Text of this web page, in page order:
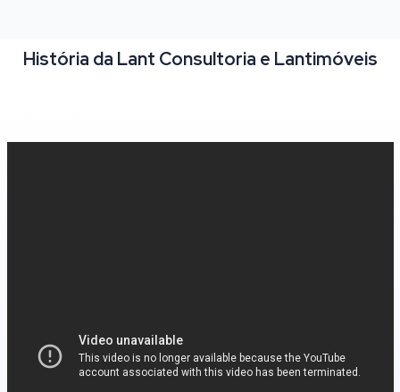
História da Lant Consultoria e Lantimóveis